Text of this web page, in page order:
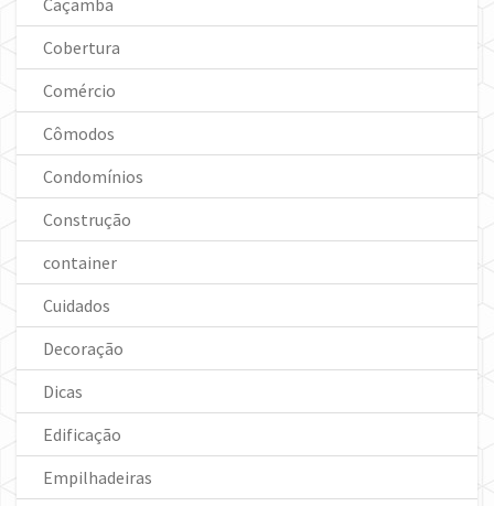
Caçamba
Cobertura
Comércio
Cômodos
Condomínios
Construção
container
Cuidados
Decoração
Dicas
Edificação
Empilhadeiras